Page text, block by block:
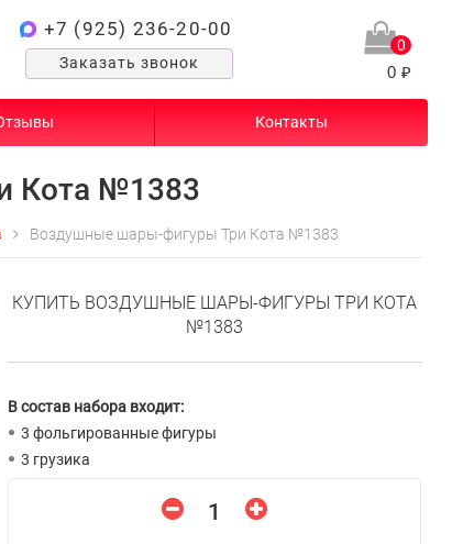
+7 (925) 236-20-00
Заказать звонок
0
0 ₽
Контакты
Кота №1383
Воздушные шары-фигуры Три Кота №1383
КУПИТЬ ВОЗДУШНЫЕ ШАРЫ-ФИГУРЫ ТРИ КОТА
№1383
В состав набора входит:
3 фольгированные фигуры
3 грузика